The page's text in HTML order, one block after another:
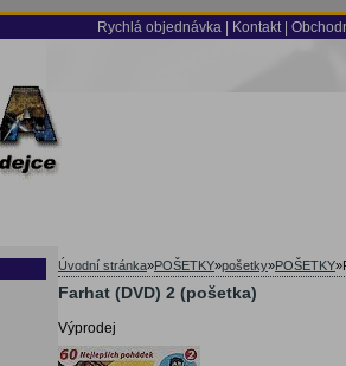
Rychlá objednávka Kontakt
Úvodní stránka»POŠETKY»pošetky»POŠETKY»
Farhat (DVD) 2 (pošetka)
Výprodej